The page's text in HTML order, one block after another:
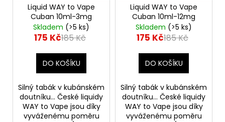
Liquid WAY to Vape
Cuban 10ml-3mg
Skladem (>5 ks)
175 Kč185 Kč
DO KOŠÍKU
Silný tabák v kubánském
doutníku... České liquidy
WAY to Vape jsou díky
vyváženému poměru
Liquid WAY to Vape
Cuban 10ml-12mg
Skladem (>5 ks)
175 Kč185 Kč
DO KOŠÍKU
Silný tabák v kubánském
doutníku... České liquidy
WAY to Vape jsou díky
vyváženému poměru